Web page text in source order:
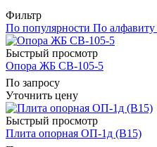
Фильтр
По популярности По алфавиту
Быстрый просмотр
Опора ЖБ СВ-105-5
По запросу
Уточнить цену
Быстрый просмотр
Плита опорная ОП-1д (В15)